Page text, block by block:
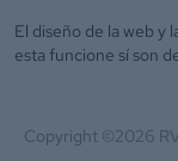
El diseño de la web y
esta funcione sí son
Copyright ©2026